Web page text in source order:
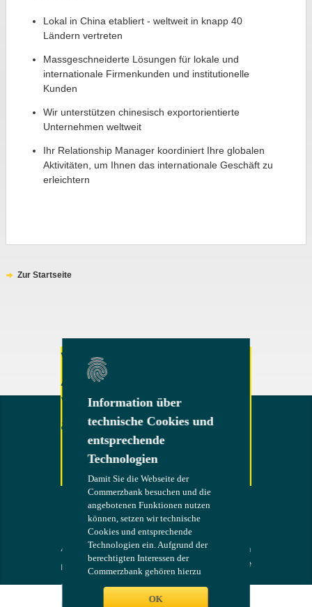
Lokal in China etabliert - weltweit in knapp 40
Ländern vertreten
Massgeschneiderte Lösungen für lokale und
internationale Firmenkunden und institutionelle
Kunden
Wir unterstützen chinesisch exportorientierte
Unternehmen weltweit
Ihr Relationship Manager koordiniert Ihre globalen
Aktivitäten, um Ihnen das internationale Geschäft zu
erleichtern
Zur Startseite
Weitere Fragen oder
Anregungen?
Wenden Sie sich gerne
an uns!
Kontakt
AGB
Impressum
Compliance
Recht
COMMERZB
ANK
Die Bank an
Ihrer Seite
Information über
technische Cookies und
entsprechende
Technologien
Damit Sie die Webseite der
Commerzbank besuchen und die
angebotenen Funktionen nutzen
können, setzen wir technische
Cookies und entsprechende
Technologien ein. Aufgrund der
berechtigten Interessen der
Commerzbank gehören hierzu
technisch erforderliche Cookies und
Technologien zur Authentifizierung,
OK
Information über
technische Cookies und
entsprechende
Technologien
Damit Sie die Webseite der
Commerzbank besuchen und die
angebotenen Funktionen nutzen
können, setzen wir technische
Cookies und entsprechende
Technologien ein. Aufgrund der
berechtigten Interessen der
Commerzbank gehören hierzu
technisch erforderliche Cookies und
Technologien zur Authentifizierung,
OK